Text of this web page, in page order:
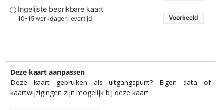
Ingelijste beprikbare kaart
10-15 werkdagen levertijd Voorbeeld
Deze kaart aanpassen
Deze kaart gebruiken als uitgangspunt? Eigen data of
kaartwijzigingen zijn mogelijk bij deze kaart